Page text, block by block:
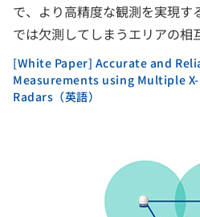
で、より高精度な観測を実現す
では欠測してしまうエリアの相
[White Paper] Accurate and
Measurements using Multiple
Radars（英語）